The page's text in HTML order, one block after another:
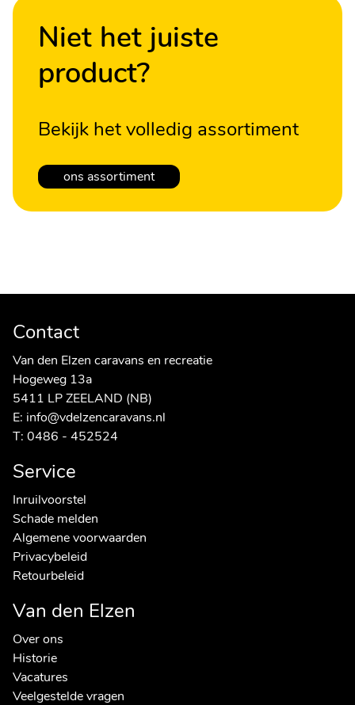
Niet het juiste
product?
Bekijk het volledig assortiment
ons assortiment
Contact
Van den Elzen caravans en recreatie
Hogeweg 13a
5411 LP ZEELAND (NB)
E: info@vdelzencaravans.nl
T: 0486 - 452524
Service
Inruilvoorstel
Schade melden
Algemene voorwaarden
Privacybeleid
Retourbeleid
Van den Elzen
Over ons
Historie
Vacatures
Veelgestelde vragen